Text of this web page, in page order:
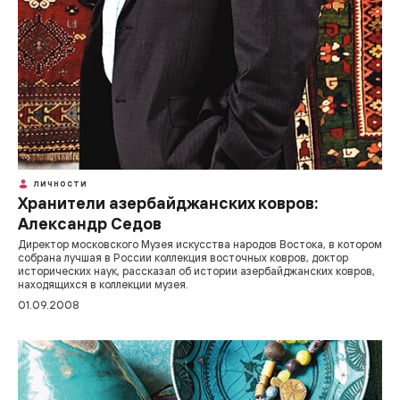
ЛИЧНОСТИ
Хранители азербайджанских ковров:
Александр Седов
Директор московского Музея искусства народов Востока, в котором
собрана лучшая в России коллекция восточных ковров, доктор
исторических наук, рассказал об истории азербайджанских ковров,
находящихся в коллекции музея.
01.09.2008